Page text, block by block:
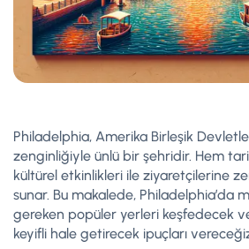
Philadelphia, Amerika Birleşik
zenginliğiyle ünlü bir şehridir. Hem
kültürel etkinlikleri ile ziyaretçilerine
sunar. Bu makalede, Philadelphia’da
gereken popüler yerleri keşfedecek
keyifli hale getirecek ipuçları